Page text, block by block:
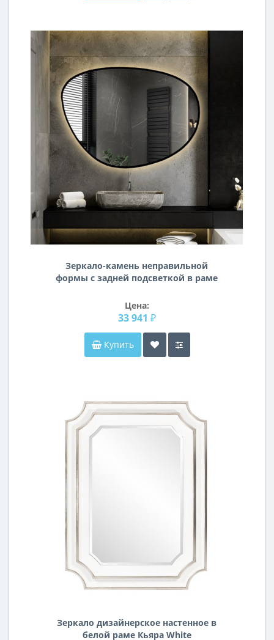
Зеркало-камень неправильной
формы с задней подсветкой в раме
Цена:
33 941 ₽
Купить
Зеркало дизайнерское настенное в
белой раме Кьяра White